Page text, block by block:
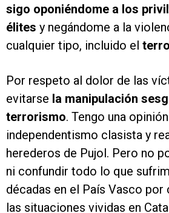
sigo oponiéndome a los
élites y negándome a la
cualquier tipo, incluido el
Por respeto al dolor de las
evitarse la manipulación
terrorismo. Tengo una
independentismo clasista y
herederos de Pujol. Pero no
ni confundir todo lo que
décadas en el País Vasco por
las situaciones vividas en